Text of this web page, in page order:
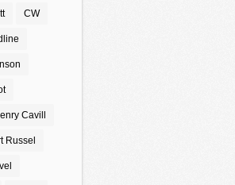
CW
Cavill
Russel